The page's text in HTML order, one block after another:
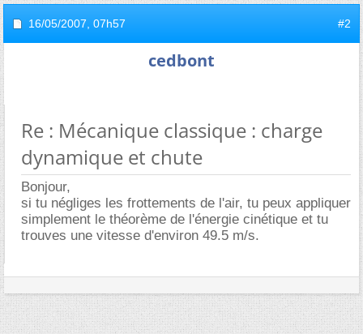
16/05/2007, 07h57 #2
cedbont
Re : Mécanique classique : charge
dynamique et chute
Bonjour,
si tu négliges les frottements de l'air, tu peux appliquer
simplement le théorème de l'énergie cinétique et tu
trouves une vitesse d'environ 49.5 m/s.